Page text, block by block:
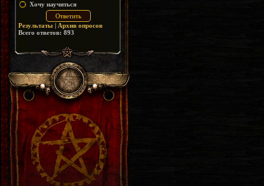
Хочу научиться
Результаты | Архив опросов
Всего ответов: 893